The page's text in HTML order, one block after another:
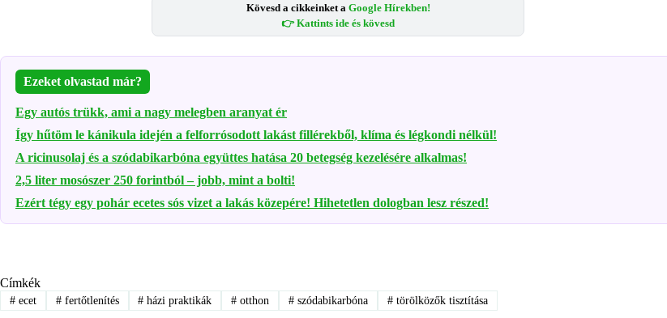
Kövesd a cikkeinket a Google Hírekben!
👉 Kattints ide és kövesd
Ezeket olvastad már?
Egy autós trükk, ami a nagy melegben aranyat ér
Így hűtöm le kánikula idején a felforrósodott lakást fillérekből, klíma és légkondi nélkül!
A ricinusolaj és a szódabikarbóna együttes hatása 20 betegség kezelésére alkalmas!
2,5 liter mosószer 250 forintból – jobb, mint a bolti!
Ezért tégy egy pohár ecetes sós vizet a lakás közepére! Hihetetlen dologban lesz részed!
Címkék
#ecet #fertőtlenítés # házi praktikák # otthon # szódabikarbóna #törölközők tisztítása